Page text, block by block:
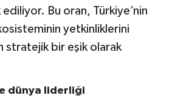
Bu oran, Türkiye’nin
yetkinliklerini
stratejik bir eşik olarak
dünya liderliği